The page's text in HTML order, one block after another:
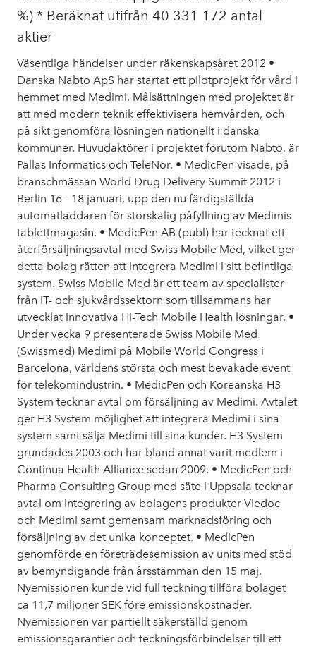
%) * Beräknat utifrån 40 331 172 antal
aktier
Väsentliga händelser under räkenskapsåret 2012 •
Danska Nabto ApS har startat ett pilotprojekt för vård i
hemmet med Medimi. Målsättningen med projektet är
att med modern teknik effektivisera hemvården, och
på sikt genomföra lösningen nationellt i danska
kommuner. Huvudaktörer i projektet förutom Nabto, är
Pallas Informatics och TeleNor. • MedicPen visade, på
branschmässan World Drug Delivery Summit 2012 i
Berlin 16 - 18 januari, upp den nu färdigställda
automatladdaren för storskalig påfyllning av Medimis
tablettmagasin. • MedicPen AB (publ) har tecknat ett
återförsäljningsavtal med Swiss Mobile Med, vilket ger
detta bolag rätten att integrera Medimi i sitt befintliga
system. Swiss Mobile Med är ett team av specialister
från IT- och sjukvårdssektorn som tillsammans har
utvecklat innovativa Hi-Tech Mobile Health lösningar. •
Under vecka 9 presenterade Swiss Mobile Med
(Swissmed) Medimi på Mobile World Congress i
Barcelona, världens största och mest bevakade event
för telekomindustrin. • MedicPen och Koreanska H3
System tecknar avtal om försäljning av Medimi. Avtalet
ger H3 System möjlighet att integrera Medimi i sina
system samt sälja Medimi till sina kunder. H3 System
grundades 2003 och har bland annat varit medlem i
Continua Health Alliance sedan 2009. • MedicPen och
Pharma Consulting Group med säte i Uppsala tecknar
avtal om integrering av bolagens produkter Viedoc
och Medimi samt gemensam marknadsföring och
försäljning av det unika konceptet. • MedicPen
genomförde en företrädesemission av units med stöd
av bemyndigande från årsstämman den 15 maj.
Nyemissionen kunde vid full teckning tillföra bolaget
ca 11,7 miljoner SEK före emissionskostnader.
Nyemissionen var partiellt säkerställd genom
emissionsgarantier och teckningsförbindelser till ett